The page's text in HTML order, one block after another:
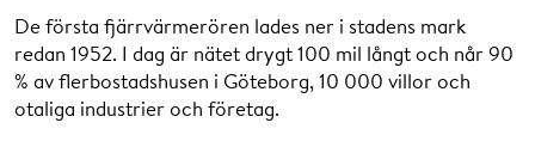
De första fjärrvärmerören lades ner i stadens mark
redan 1952. I dag är nätet drygt 100 mil långt och når 90
% av flerbostadshusen i Göteborg, 10 000 villor och
otaliga industrier och företag.